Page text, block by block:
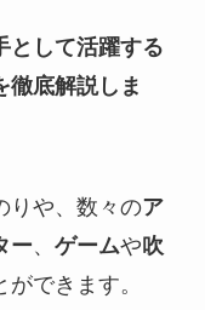
として活躍する
徹底解説しま
りや、数々のア
ー、 ゲームや 吹
できます。